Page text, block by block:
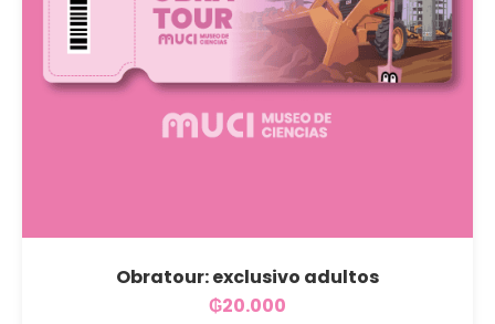
Obratour: exclusivo adultos
₲20.000